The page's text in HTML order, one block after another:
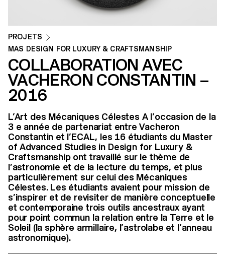
PROJETS
MAS DESIGN FOR LUXURY & CRAFTSMANSHIP
COLLABORATION AVEC
VACHERON CONSTANTIN –
2016
L’Art des Mécaniques Célestes A l’occasion de la
3 e année de partenariat entre Vacheron
Constantin et l’ECAL, les 16 étudiants du Master
of Advanced Studies in Design for Luxury &
Craftsmanship ont travaillé sur le thème de
l’astronomie et de la lecture du temps, et plus
particulièrement sur celui des Mécaniques
Célestes. Les étudiants avaient pour mission de
s’inspirer et de revisiter de manière conceptuelle
et contemporaine trois outils ancestraux ayant
pour point commun la relation entre la Terre et le
Soleil (la sphère armillaire, l’astrolabe et l’anneau
astronomique).